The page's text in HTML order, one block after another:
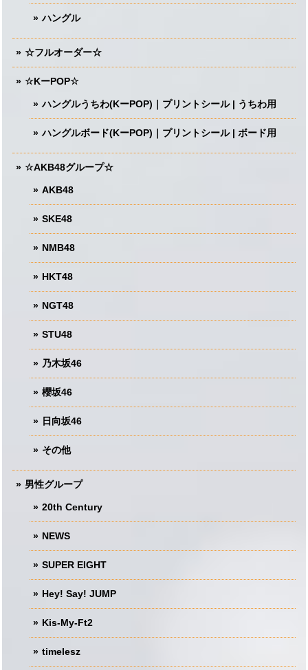
ハングル
☆フルオーダー☆
☆KーPOP☆
ハングルうちわ(KーPOP)｜プリントシール | うちわ用
ハングルボード(KーPOP)｜プリントシール | ボード用
☆AKB48グループ☆
AKB48
SKE48
NMB48
HKT48
NGT48
STU48
乃木坂46
櫻坂46
日向坂46
その他
男性グループ
20th Century
NEWS
SUPER EIGHT
Hey! Say! JUMP
Kis-My-Ft2
timelesz